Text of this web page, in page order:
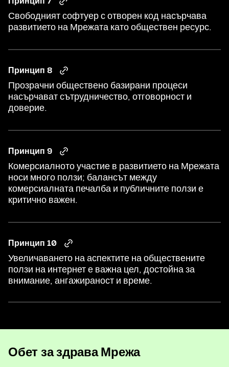
Свободният софтуер с отворен код насърчава
развитието на Мрежата като обществен ресурс.
Принцип 8
Прозрачни обществено базирани процеси
насърчават сътрудничество, отговорност и
доверие.
Принцип 9
Комерсиалното участие в развитието на Мрежата
носи много ползи; балансът между
комерсиалната печалба и публичните ползи е
критично важен.
Принцип 10
Увеличаването на аспектите на обществените
ползи на интернет е важна цел, достойна за
внимание, ангажираност и време.
Обет за здрава Мрежа